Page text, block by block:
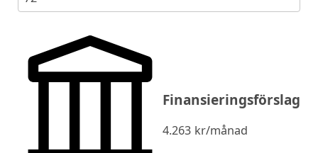
Finansieringsförslag
4.263 kr/månad